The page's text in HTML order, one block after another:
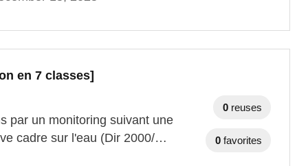
en 7 classes]
par un monitoring suivant une
cadre sur l'eau (Dir 2000/…
0 reuses
0 favorites